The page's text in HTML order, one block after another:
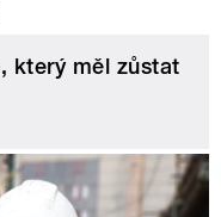
který měl zůstat